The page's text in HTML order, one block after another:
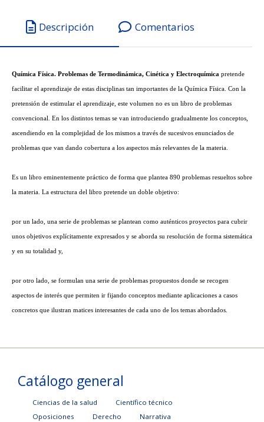
Descripción Comentarios
Química Física. Problemas de Termodinámica, Cinética y Electroquímica pretende
facilitar el aprendizaje de estas disciplinas tan importantes de la Química Física. Con la
pretensión de estimular el aprendizaje, este volumen no es un libro de problemas
convencional. En los distintos temas se van introduciendo gradualmente los conceptos,
ascendiendo en la complejidad de los mismos a través de sucesivos enunciados de
problemas que van dando cobertura a los aspectos más relevantes de la materia.
Es un libro eminentemente práctico de forma que plantea 890 problemas resueltos sobre
la materia. La estructura del libro pretende un doble objetivo:
por un lado, una serie de problemas se plantean como auténticos proyectos para cubrir
unos objetivos explícitamente expresados y se aborda su resolución de forma sistemática
y en su totalidad y,
por otro lado, se formulan una serie de problemas propuestos donde se recogen
aspectos de interés que permiten ir fijando conceptos mediante aplicaciones a casos
concretos que ilustran matices interesantes de cada uno de los temas abordados.
Catálogo general
Ciencias de la salud
Científico técnico
Oposiciones
Derecho
Narrativa